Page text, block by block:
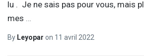
lu . Je ne sais pas pour vous, mais
mes
By Leyopar on 11 avril 2022